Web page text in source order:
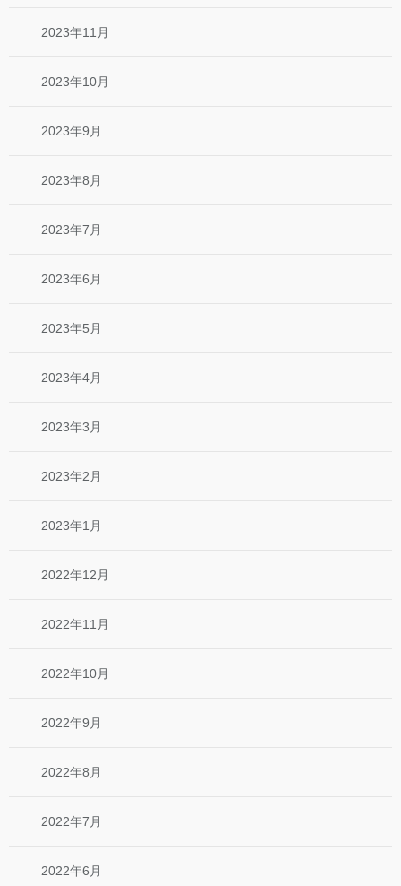
2023年11月
2023年10月
2023年9月
2023年8月
2023年7月
2023年6月
2023年5月
2023年4月
2023年3月
2023年2月
2023年1月
2022年12月
2022年11月
2022年10月
2022年9月
2022年8月
2022年7月
2022年6月